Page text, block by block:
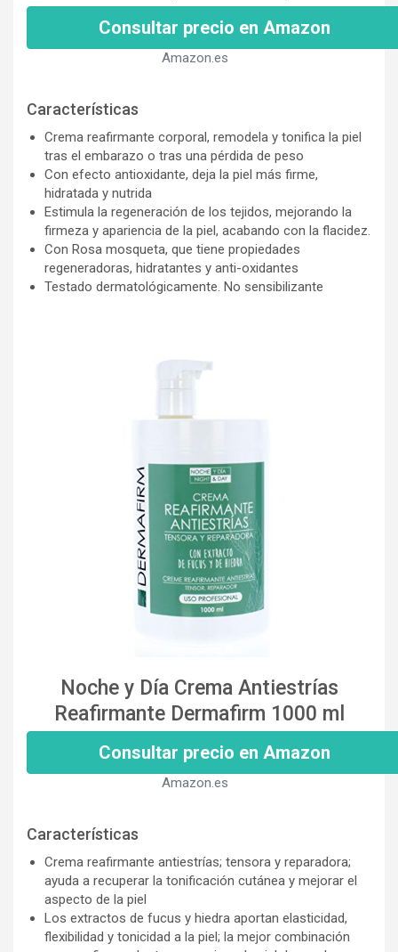
Consultar precio en Amazon
Amazon.es
Características
Crema reafirmante corporal, remodela y tonifica la piel
tras el embarazo o tras una pérdida de peso
Con efecto antioxidante, deja la piel más firme,
hidratada y nutrida
Estimula la regeneración de los tejidos, mejorando la
firmeza y apariencia de la piel, acabando con la flacidez.
Con Rosa mosqueta, que tiene propiedades
regeneradoras, hidratantes y anti-oxidantes
Testado dermatológicamente. No sensibilizante
Noche y Día Crema Antiestrías
Reafirmante Dermafirm 1000 ml
Consultar precio en Amazon
Amazon.es
Características
Crema reafirmante antiestrías; tensora y reparadora;
ayuda a recuperar la tonificación cutánea y mejorar el
aspecto de la piel
Los extractos de fucus y hiedra aportan elasticidad,
flexibilidad y tonicidad a la piel; la mejor combinación